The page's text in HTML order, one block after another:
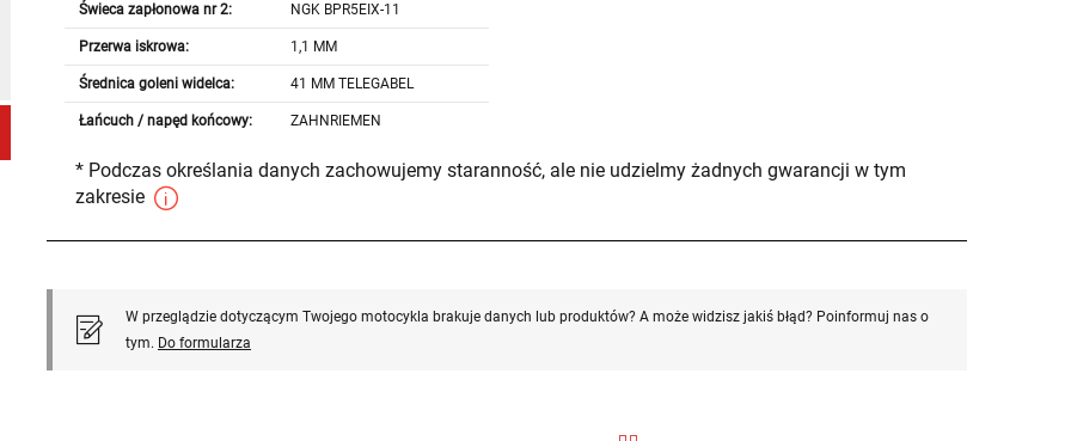
Świeca zapłonowa nr 2: NGK BPR5EIX-11
Przerwa iskrowa: 1,1 MM
Średnica goleni widelca: 41 MM TELEGABEL
Łańcuch / napęd końcowy: ZAHNRIEMEN
* Podczas określania danych zachowujemy staranność, ale nie udzielmy żadnych gwarancji w tym
zakresie
W przeglądzie dotyczącym Twojego motocykla brakuje danych lub produktów? A może widzisz jakiś błąd? Poinformuj nas o
tym. Do formularza